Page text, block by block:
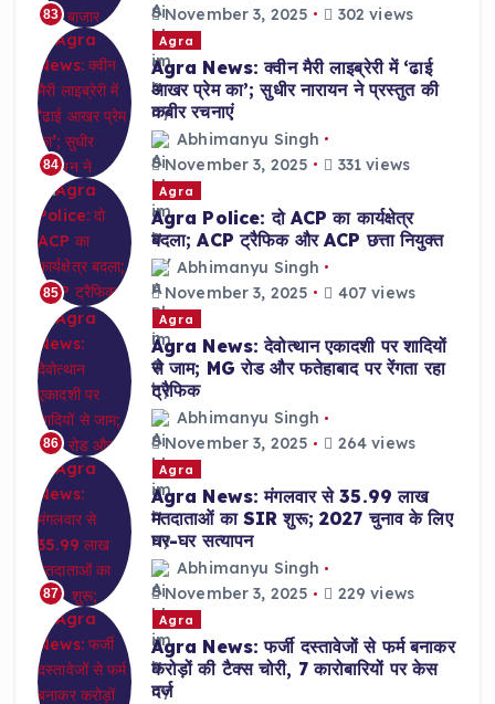
83
November 3, 2025
302 views
84
Agra
Agra News: क्वीन मैरी लाइब्रेरी में ‘ढाई
आखर प्रेम का’; सुधीर नारायन ने प्रस्तुत की
कबीर रचनाएं
Abhimanyu Singh
November 3, 2025
331 views
85
Agra
Agra Police: दो ACP का कार्यक्षेत्र
बदला; ACP ट्रैफिक और ACP छत्ता नियुक्त
Abhimanyu Singh
November 3, 2025
407 views
86
Agra
Agra News: देवोत्थान एकादशी पर शादियों
से जाम; MG रोड और फतेहाबाद पर रेंगता रहा
ट्रैफिक
Abhimanyu Singh
November 3, 2025
264 views
87
Agra
Agra News: मंगलवार से 35.99 लाख
मतदाताओं का SIR शुरू; 2027 चुनाव के लिए
घर-घर सत्यापन
Abhimanyu Singh
November 3, 2025
229 views
Agra
Agra News: फर्जी दस्तावेजों से फर्म बनाकर
करोड़ों की टैक्स चोरी, 7 कारोबारियों पर केस
दर्ज